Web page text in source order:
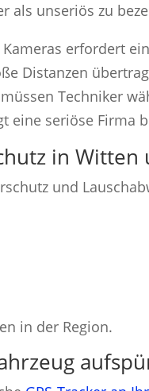
als unseriös zu
erfordert
Distanzen
Techniker
eine seriöse Firma
in Witten
und
in der Region.